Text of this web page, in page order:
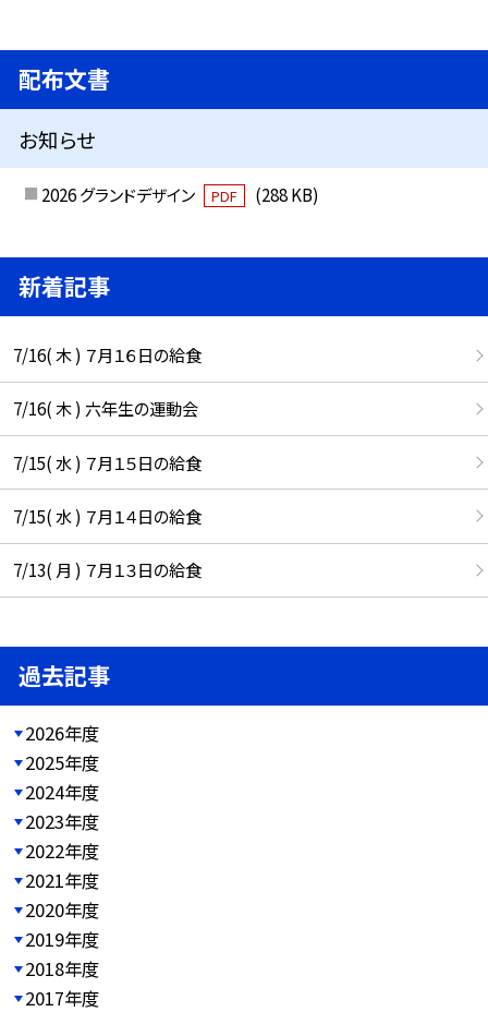
配布文書
お知らせ
2026 グランドデザイン PDF (288 KB)
新着記事
7/16( 木 ) ７月１６日の給食
7/16( 木 ) 六年生の運動会
7/15( 水 ) ７月１５日の給食
7/15( 水 ) ７月１４日の給食
7/13( 月 ) ７月１３日の給食
過去記事
2026年度
2025年度
2024年度
2023年度
2022年度
2021年度
2020年度
2019年度
2018年度
2017年度